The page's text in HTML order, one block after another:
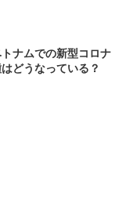
ナムでの新型コロナ
どうなっている？